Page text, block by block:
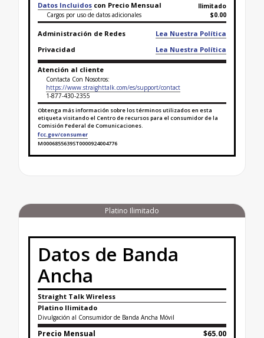
Datos Incluidos con Precio Mensual
Ilimitado
Cargos por uso de datos adicionales
$0.00
Administración de Redes
Lea Nuestra Política
Privacidad
Lea Nuestra Política
Atención al cliente
Contacta Con Nosotros:
https://www.straighttalk.com/es/support/contact
1-877-430-2355
Obtenga más información sobre los términos utilizados en esta
etiqueta visitando el Centro de recursos para el consumidor de la
Comisión Federal de Comunicaciones.
fcc.gov/consumer
M0006855639ST0000924004776
Finaliza la etiqueta de datos sobre banda ancha
Platino Ilimitado
Datos de Banda
Ancha
Straight Talk Wireless
Platino Ilimitado
Divulgación al Consumidor de Banda Ancha Móvil
Precio Mensual $65.00